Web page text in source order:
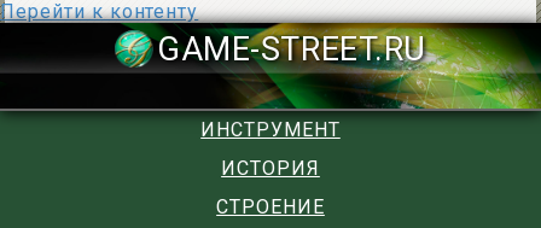
Перейти к контенту
GAME-
ИНСТРУМЕНТ
ИСТОРИЯ
СТРОЕНИЕ